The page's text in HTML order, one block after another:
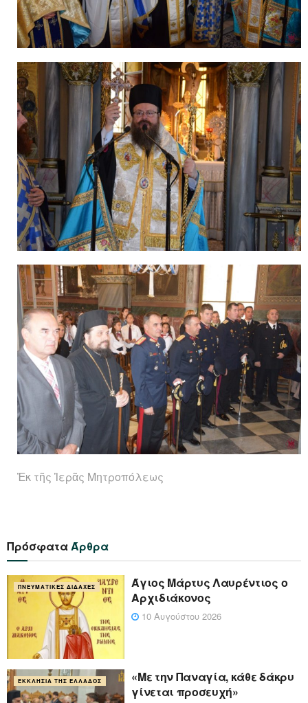
Ἐκ τῆς Ἱερᾶς Μητροπόλεως
ΠρόσφαταΆρθρα
ΠΝΕΥΜΑΤΙΚΈΣ ΔΙΔΑΧΈΣ
Άγιος Μάρτυς Λαυρέντιος ο
Αρχιδιάκονος
10 Αυγούστου 2026
ΕΚΚΛΗΣΊΑ ΤΗΣ ΕΛΛΆΔΟΣ
«Με την Παναγία, κάθε δάκρυ
γίνεται προσευχή»